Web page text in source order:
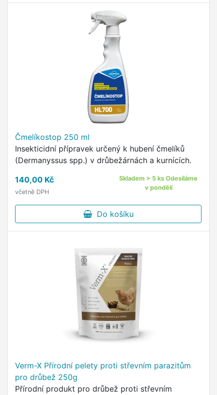
Čmelíkostop 250 ml
Insekticidní přípravek určený k hubení čmelíků
(Dermanyssus spp.) v drůbežárnách a kurnících.
140,00 Kč
včetně DPH
Skladem > 5 ks Odesíláme
v pondělí
Do košíku
Verm-X Přírodní pelety proti střevním parazitům
pro drůbež 250g
Přírodní produkt pro drůbež proti střevním